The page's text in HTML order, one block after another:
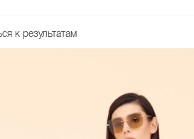
к результатам